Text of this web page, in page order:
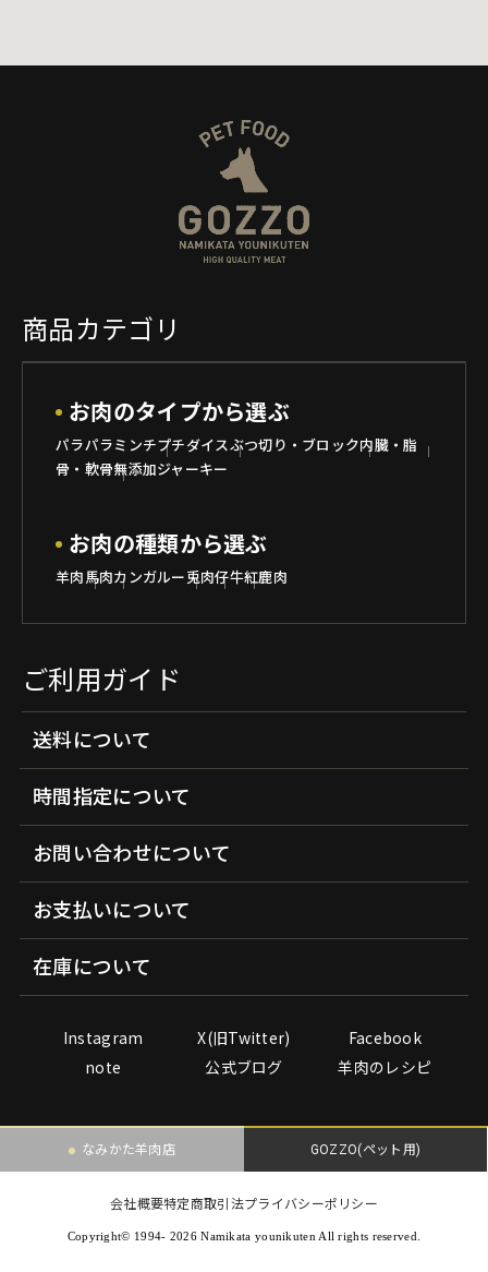
商品カテゴリ
お肉のタイプから選ぶ
パラパラミンチプチダイスぶつ切り・ブロック内臓・脂
骨・軟骨無添加ジャーキー
お肉の種類から選ぶ
羊肉 馬肉カンガルー 兎肉仔牛紅鹿肉
ご利用ガイド
送料について
時間指定について
お問い合わせについて
お支払いについて
在庫について
Instagram X(旧Twitter)
Facebook
note
公式ブログ 羊肉のレシピ
なみかた羊肉店 GOZZO(ペット用)
Copyright© 1994- 2026 Namikata younikuten All rights reserved.
会社概要特定商取引法プライバシーポリシー